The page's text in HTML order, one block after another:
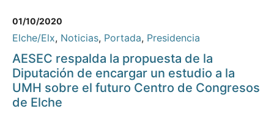
01/10/2020
Elche/Elx, Noticias, Portada, Presidencia
AESEC respalda la propuesta de la
Diputación de encargar un estudio a la
UMH sobre el futuro Centro de Congresos
de Elche